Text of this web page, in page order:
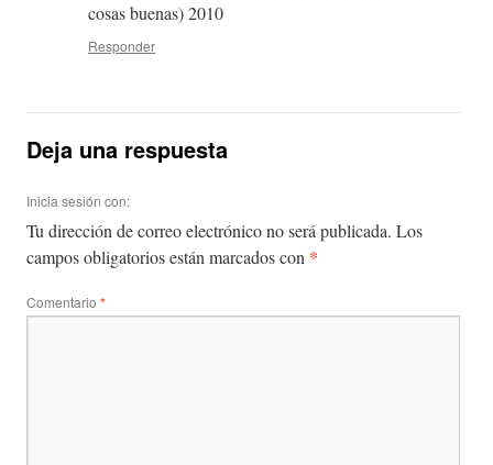
cosas buenas) 2010
Responder
Deja una respuesta
Inicia sesión con:
Tu dirección de correo electrónico no será publicada. Los
campos obligatorios están marcados con *
Comentario *